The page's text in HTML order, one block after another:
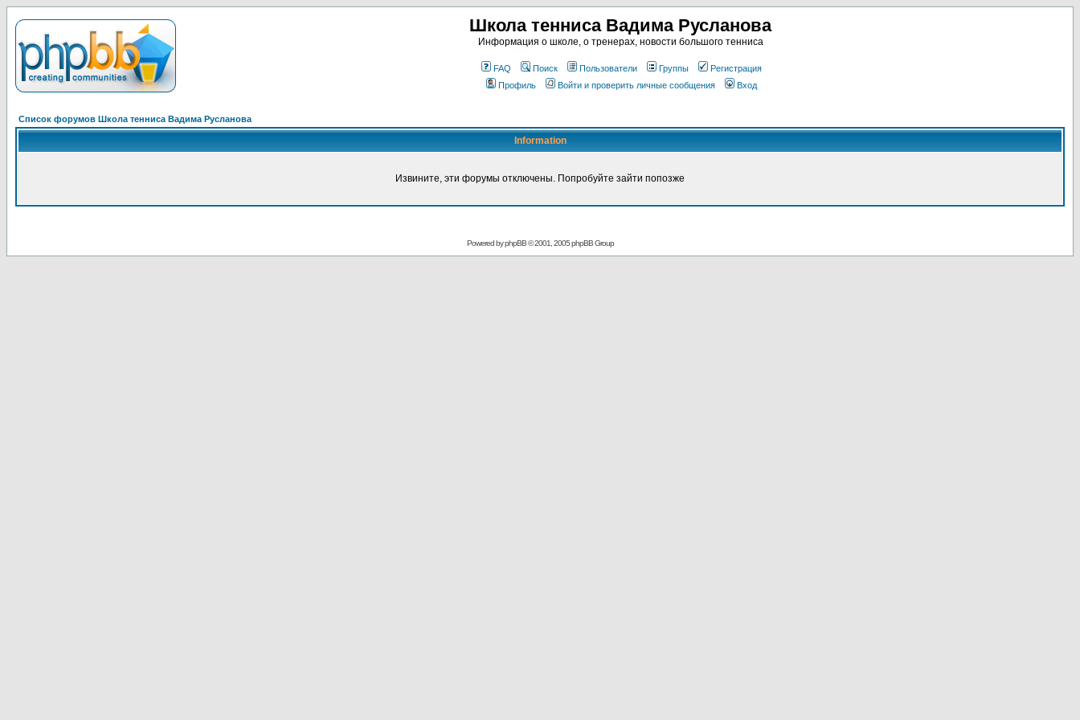
Школа тенниса Вадима Русланова
Информация о школе, о тренерах, новости большого тенниса
FAQ Поиск Пользователи Группы
Регистрация
Профиль
Войти и проверить личные сообщения Вход
Список форумов Школа тенниса Вадима Русланова
Information
Извините, эти форумы отключены. Попробуйте зайти попозже
Powered byphpBB© 2001, 2005 phpBB Group